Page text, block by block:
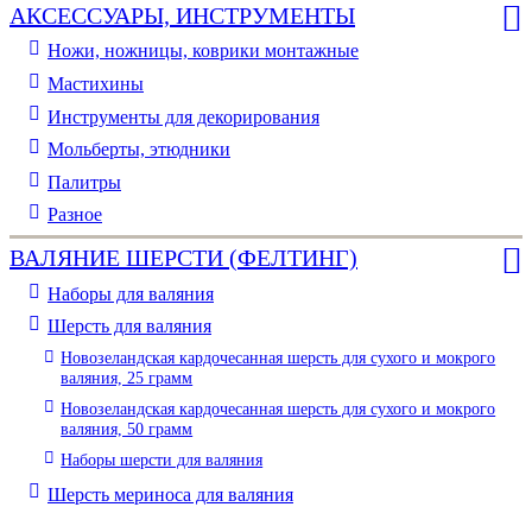
АКСЕССУАРЫ, ИНСТРУМЕНТЫ
Ножи, ножницы, коврики монтажные
Мастихины
Инструменты для декорирования
Мольберты, этюдники
Палитры
Разное
ВАЛЯНИЕ ШЕРСТИ (ФЕЛТИНГ)
Наборы для валяния
Шерсть для валяния
Новозеландская кардочесанная шерсть для сухого и мокрого
валяния, 25 грамм
Новозеландская кардочесанная шерсть для сухого и мокрого
валяния, 50 грамм
Наборы шерсти для валяния
Шерсть мериноса для валяния